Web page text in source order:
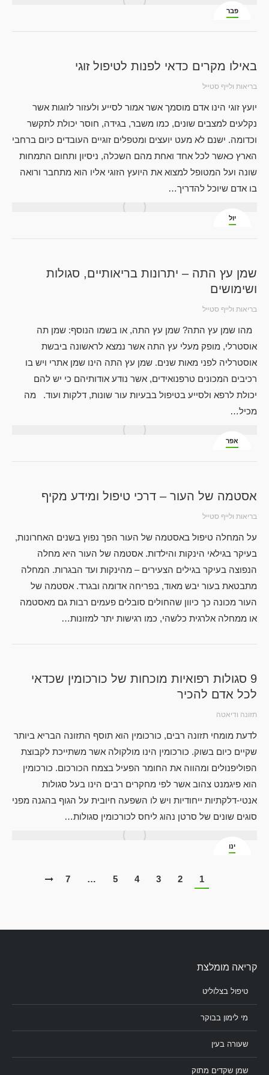
פבר
באילו מקרים כדאי לפנות לטיפול זוגי
בריאות ולייף סטייל
יועץ זוגי הינו אדם מוסמך אשר אמור לסייע ולעזור לזוגות אשר
נקלעים למצבים שונים, כמו משבר, בגידה, חוסר יכולת לתקשר
וכדומה. ישנם לא מעט יועצים ומטפלים זוגיים העובדים כיום ברחבי
הארץ כאשר לכל אחד ואחת מהם השכלה, ניסיון ותחום התמחות
שונה ועל המטופל למצוא את היועץ הזוגי אליו הוא מתחבר ורואה
בו אדם שיוכל להדריך…
יול
שמן עץ התה – יתרונות בריאותיים, סגולות
ושימושים
בריאות ולייף סטייל
מהו שמן עץ התה? שמן עץ התה, או בשמו הנוסף: שמן תה
אוסטרלי, מופק מעלי עץ התה אשר נמצא לראשונה ביבשת
אוסטרליה לפני מאות שנים. שמן עץ התה הינו שמן אתרי ויש בו
רכיבים המכונים טרפנואידים, אשר נודע אודותיהם כי יש להם
יכולת לרפא ולסייע בטיפול בבעיות עור שונות, דלקות ועוד. מה
מכיל…
אפר
אסטמה של העור – דרכי טיפול ומידע מקיף
בריאות ולייף סטייל
על המחלה טיפול באסטמה של העור הפך נפוץ בשנים האחרונות,
בעיקר בגילאי הינקות והילדות. אסטמה של העור היא מחלה
הנפוצה בעיקר בגילים הצעירים – מהינקות ועד הבגרות. המחלה
מתבטאת בעור יבש מאוד, בפריחה אדומה ובגרד. אסטמה של
העור מכונה כך כיוון שהחולים סובלים פעמים רבות גם מאסטמה
או ממחלה אלרגית כלשהי, כמו רגישות יתר למזונות…
9 סגולות רפואיות מוכחות של כורכומין שכדאי
לכל אדם להכיר
תזונה ודיאטה
לדעת מומחי תזונה רבים, כורכומין הוא תוסף התזונה הבריא ביותר
שקיים כיום בשוק. כורכומין הינו מולקולה אשר משתייכת לקבוצת
הפוליפנולים ומהווה את החומר הפעיל בצמח הכורכום. כורכומין
הוא פיגמנט צהוב אשר לפי מחקרים רבים הינו בעל סגולות
אנטי-דלקתיות ייחודיות ויש לו השפעה חיובית על הגוף בהגנה מפני
סוגים שונים של סרטן נהוג ליחס לכורכומין סגולות…
ינו
1
2
3
4
5
…
7
קריאה מומלצת
טיפול בצלוליט
מי לימון בבוקר
שעורה בעין
שמן שקדים מתוק